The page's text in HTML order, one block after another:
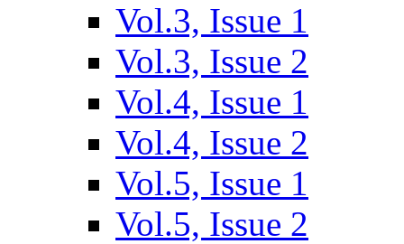
Vol.3, Issue 1
Vol.3, Issue 2
Vol.4, Issue 1
Vol.4, Issue 2
Vol.5, Issue 1
Vol.5, Issue 2